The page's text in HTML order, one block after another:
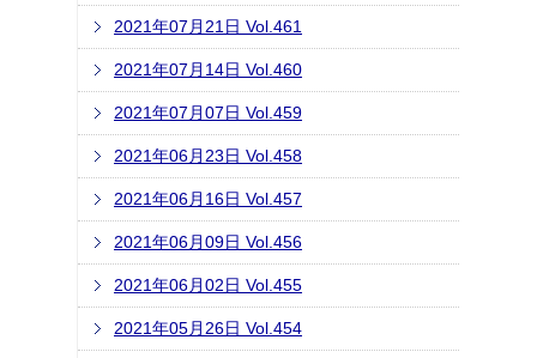
2021年07月21日 Vol.461
2021年07月14日 Vol.460
2021年07月07日 Vol.459
2021年06月23日 Vol.458
2021年06月16日 Vol.457
2021年06月09日 Vol.456
2021年06月02日 Vol.455
2021年05月26日 Vol.454